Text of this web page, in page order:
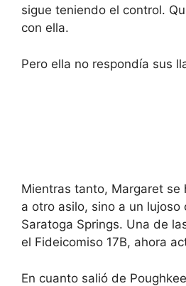
sigue teniendo el control.
con ella.
Pero ella no respondía sus
Mientras tanto, Margaret
a otro asilo, sino a un lujoso
Saratoga Springs. Una de
el Fideicomiso 17B, ahora
En cuanto salió de